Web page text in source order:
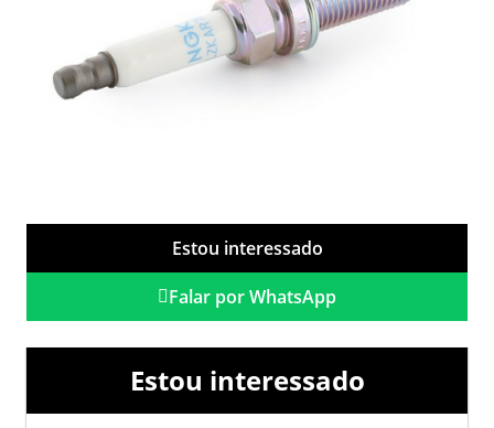
Estou interessado
Falar por WhatsApp
Estou interessado